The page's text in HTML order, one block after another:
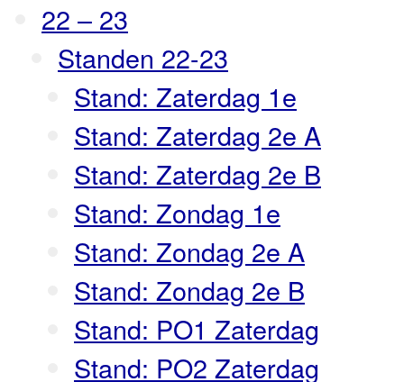
22 – 23
Standen 22-23
Stand: Zaterdag 1e
Stand: Zaterdag 2e A
Stand: Zaterdag 2e B
Stand: Zondag 1e
Stand: Zondag 2e A
Stand: Zondag 2e B
Stand: PO1 Zaterdag
Stand: PO2 Zaterdag